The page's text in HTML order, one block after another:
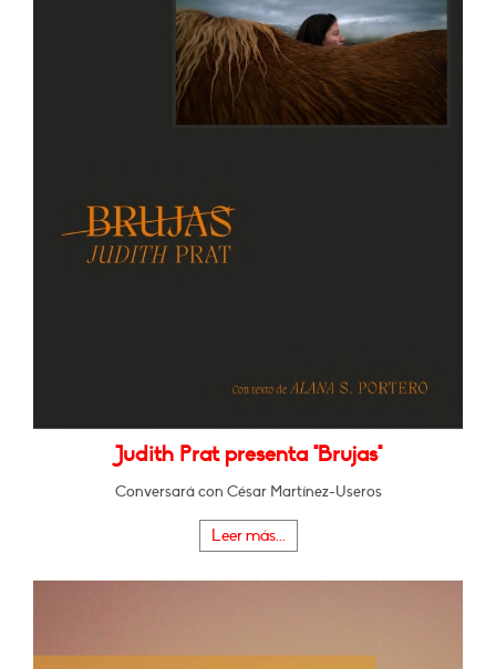
Judith Prat presenta "Brujas"
Conversará con César Martínez-Useros
Leer más...